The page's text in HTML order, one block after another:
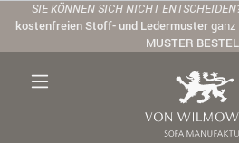
Zum Hauptinhalt springen
SIE KÖNNEN SICH NICHT
kostenfreien Stoff- und Ledermusterganz
MUSTER